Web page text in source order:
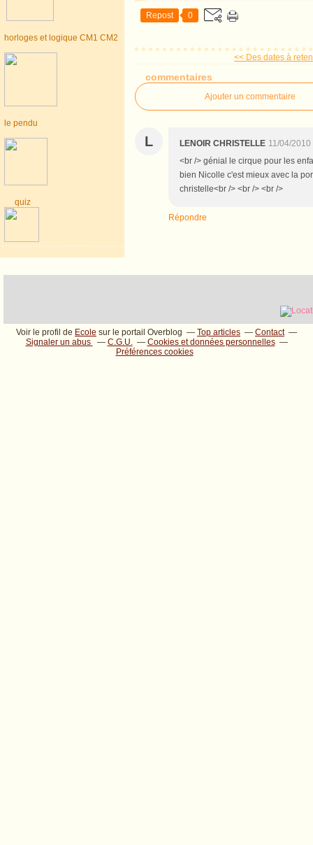
horloges et logique CM1 CM2
le pendu
quiz
Repost 0
<< Des dates à
commentaires
Ajouter un commentaire
L LENOIR CHRISTELLE 11/04/
<br /> génial le cirque pour les
bien Nicolle c'est mieux avec la
christelle<br /> <br /> <br />
Répondre
Voir le profil de Ecole sur le portail Overblog Top articles
Contact
Signaler un abus
C.G.U.
Cookies et données personnelles
Préférences cookies